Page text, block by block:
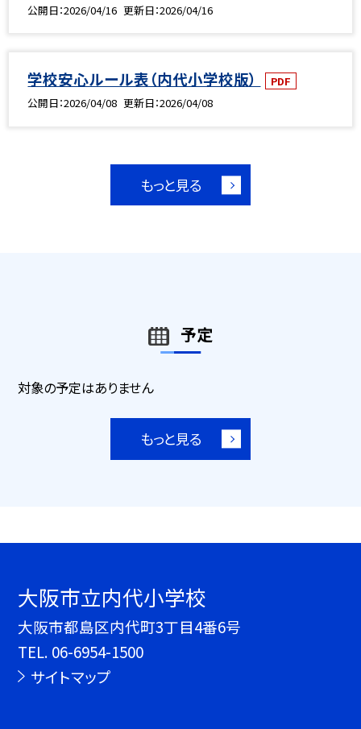
公開日 2026/04/16 更新日 2026/04/16
学校安心ルール表（内代小学校版）
PDF
公開日 2026/04/08 更新日 2026/04/08
もっと見る
予定
対象の予定はありません
もっと見る
大阪市立内代小学校
大阪市都島区内代町3丁目4番6号
TEL. 06-6954-1500
サイトマップ